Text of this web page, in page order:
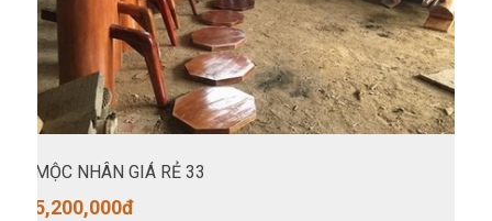
MỘC NHÂN GIÁ RẺ 33
5,200,000đ